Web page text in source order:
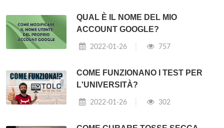
QUAL È IL NOME DEL MIO
ACCOUNT GOOGLE?
2022-01-26 757
COME FUNZIONANO I TEST PER
L'UNIVERSITÀ?
2022-01-26 302